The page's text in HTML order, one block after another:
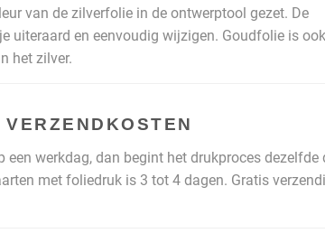
van de zilverfolie in de ontwerptool gezet. De
uiteraard en eenvoudig wijzigen. Goudfolie is
het zilver.
een werkdag, dan begint het drukproces dezelfde
met foliedruk is 3 tot 4 dagen. Gratis